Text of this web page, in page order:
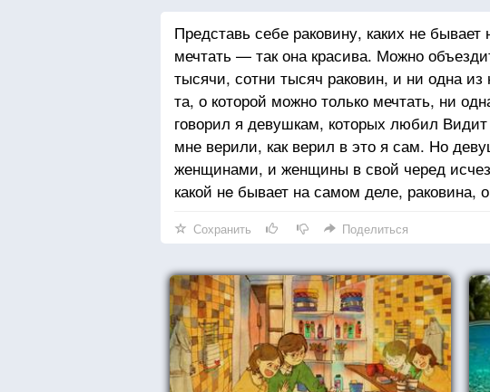
Представь себе раковину, каких не
мечтать — так она красива. Можно
тысячи, сотни тысяч раковин, и ни одна из
та, о которой можно только мечтать, ни
говорил я девушкам, которых любил
мне верили, как верил в это я сам. Но
женщинами, и женщины в свой черед
какой нe бывает на самом деле, раковина,
Сохранить Поделиться